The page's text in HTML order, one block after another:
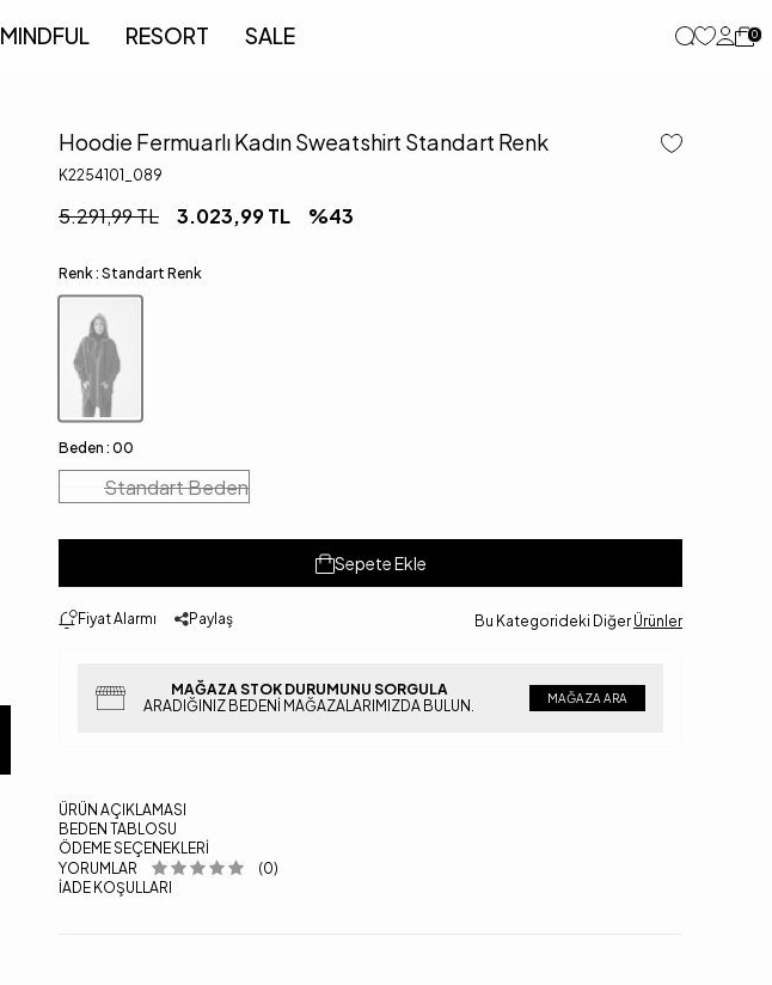
MINDFUL RESORT SALE 0
Hoodie Fermuarlı Kadın Sweatshirt Standart Renk
K2254101_089
5.291,99TL 3.023,99TL %43
Renk : Standart Renk
Beden : 00
Standart Beden
Sepete Ekle
Fiyat Alarmı Paylaş Bu Kategorideki Diğer Ürünler
MAĞAZA STOK DURUMUNU SORGULA
ARADIĞINIZ BEDENI MAĞAZALARIMIZDA BULUN.
MAĞAZA ARA
ÜRÜN AÇIKLAMASI
BEDEN TABLOSU
ÖDEME SEÇENEKLERI
YORUMLAR
(0)
İADE KOŞULLARI